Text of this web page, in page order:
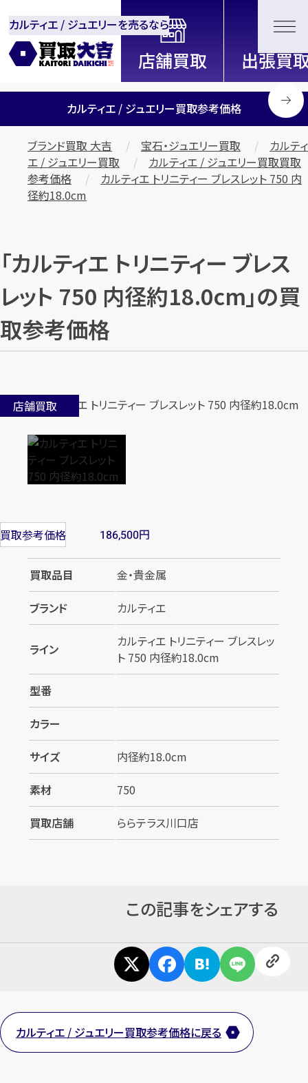
全国2000店舗以上展開中！信頼と実績の買取専門店「買取大
吉」
カルティエ / ジュエリーを売るなら
カンタン無料
カルティエ / ジュエリー買取参考価格
ブランド買取 大吉 宝石・ジュエリー買取
カルティ
エ / ジュエリー買取
カルティエ / ジュエリー買取買取
参考価格
カルティエ トリニティー ブレスレット 750 内
径約18.0cm
「カルティエ トリニティー ブレス
レット 750 内径約18.0cm」の買
取参考価格
店舗買取
買取参考価格 186,500円
買取品目
金・貴金属
ブランド
カルティエ
ライン
カルティエ トリニティー ブレスレッ
ト 750 内径約18.0cm
型番
カラー
サイズ
内径約18.0cm
素材
750
買取店舗
ららテラス川口店
この記事をシェアする
カルティエ / ジュエリー買取参考価格に戻る